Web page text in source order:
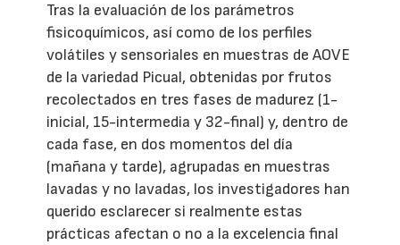
Tras la evaluación de los parámetros
fisicoquímicos, así como de los perfiles
volátiles y sensoriales en muestras de AOVE
de la variedad Picual, obtenidas por frutos
recolectados en tres fases de madurez (1-
inicial, 15-intermedia y 32-final) y, dentro de
cada fase, en dos momentos del día
(mañana y tarde), agrupadas en muestras
lavadas y no lavadas, los investigadores han
querido esclarecer si realmente estas
prácticas afectan o no a la excelencia final